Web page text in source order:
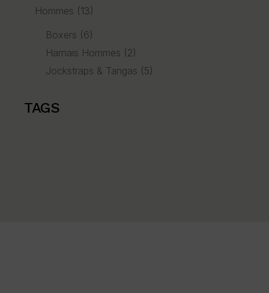
Hommes (13)
Boxers (6)
Harnais Hommes (2)
Jockstraps & Tangas (5)
TAGS